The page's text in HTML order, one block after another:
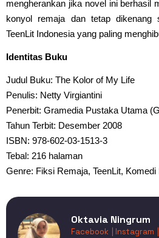
mengherankan jika novel ini berhasil
konyol remaja dan tetap dikenang
TeenLit Indonesia yang paling
Identitas Buku
Judul Buku: The Kolor of My Life
Penulis: Netty Virgiantini
Penerbit: Gramedia Pustaka Utama
Tahun Terbit: Desember 2008
ISBN: 978-602-03-1513-3
Tebal: 216 halaman
Genre: Fiksi Remaja, TeenLit, Komedi
Oktavia Ningrum
Facebook | Instagram